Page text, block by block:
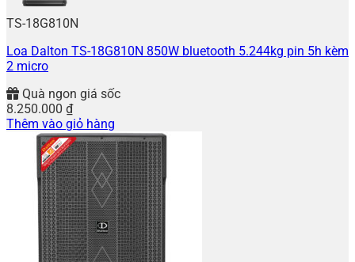
TS-18G810N
Loa Dalton TS-18G810N 850W bluetooth 5.244kg pin 5h kèm
2 micro
Quà ngon giá sốc
8.250.000 ₫
Thêm vào giỏ hàng